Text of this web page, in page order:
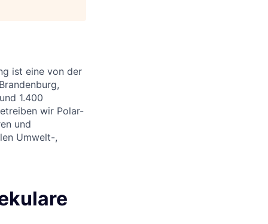
ist eine von der
1.400
wir Polar-
und
Umwelt-,